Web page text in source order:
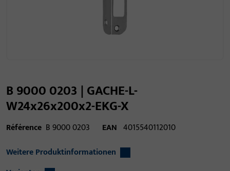
B 9000 0203 | GACHE-L-
W24x26x200x2-EKG-X
Référence B 9000 0203 EAN 4015540112010
Weitere Produktinformationen